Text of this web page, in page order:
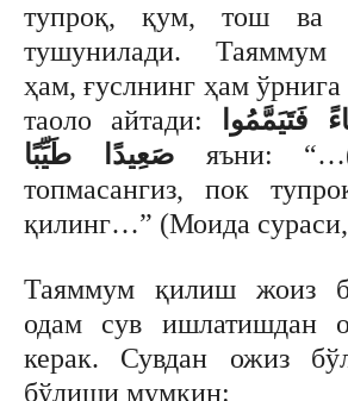
тупроқ, қум, тош ва
тушунилади. Таяммум
ҳам, ғуслнинг ҳам
таоло айтади:
فَتَيَمَّمُوا
صَعِيدًا طَيِّبًاяъни:
топмасангиз, пок
қилинг…” (Моида
Таяммум қилиш жоиз
одам сув ишлатишдан
керак. Сувдан ожиз
бўлиши мумкин: